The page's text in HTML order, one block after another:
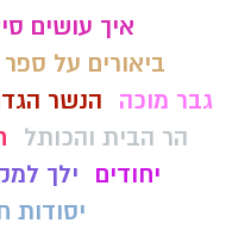
איך עושים
ביאורים על
גבר מוכה
הנשר
הר הבית והכותל
יחודים
ילך